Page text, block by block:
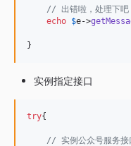
// 出错啦，处理下吧
echo $e->
}
实例指定接口
try{
// 实例公众号服务接